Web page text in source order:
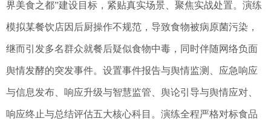
界美食之都”建设目标，紧贴真实场景、聚焦实战处置。演练
模拟某餐饮店因后厨操作不规范，导致食物被病原菌污染，
继而引发多名群众就餐后疑似食物中毒，同时伴随网络负面
舆情发酵的突发事件。设置事件报告与舆情监测、应急响应
与信息发布、响应升级与智慧监管、舆论引导与舆情应对、
响应终止与总结评估五大核心科目。演练全程严格对标食品